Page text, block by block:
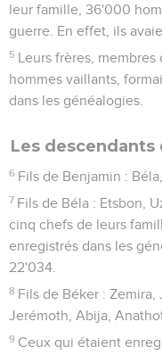
leur famille, 36'000
guerre. En effet, ils
5 Leurs frères, membres
hommes vaillants,
dans les généalogies.
Les
6 Fils de Benjamin :
7 Fils de Béla : Etsbon,
cinq chefs de leurs
enregistrés dans les
22'034.
8 Fils de Béker : Zemira,
Jerémoth, Abija,
9 Ceux qui étaient